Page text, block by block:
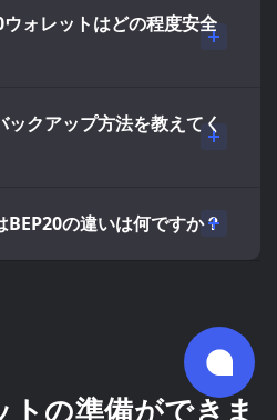
ォレットはどの程度安全
ックアップ方法を教えてく
BEP20の違いは何ですか？
トの準備ができま